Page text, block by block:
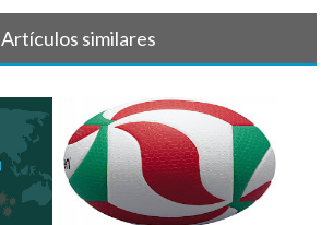
Artículos similares